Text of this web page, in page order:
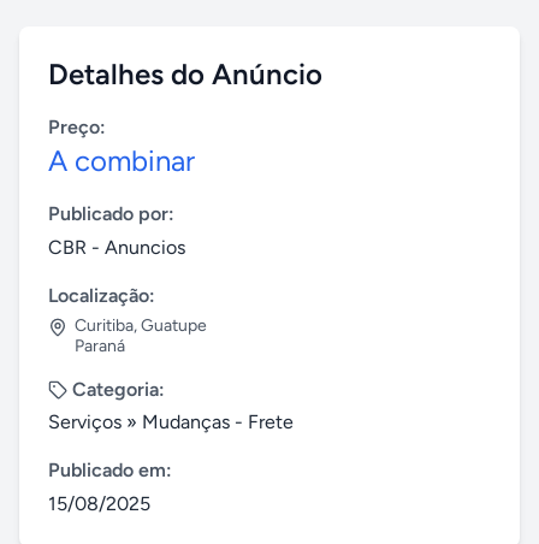
Detalhes do Anúncio
Preço:
A combinar
Publicado por:
CBR - Anuncios
Localização:
Curitiba,Guatupe
Paraná
Categoria:
Serviços » Mudanças - Frete
Publicado em:
15/08/2025